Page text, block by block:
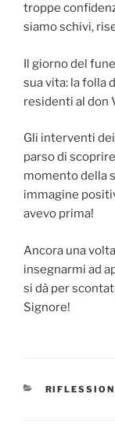
troppe
siamo schivi,
Il giorno del
sua vita: la folla
residenti al don
Gli interventi
parso di
momento della
immagine
avevo prima!
Ancora una
insegnarmi ad
si dà per
Signore!
CATEGORIE